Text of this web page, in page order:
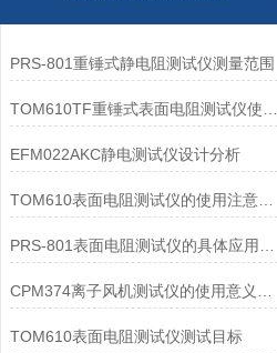
PRS-801重锤式静电阻测试仪测量范围
EFM022AKC静电测试仪设计分析
TOM610表面电阻测试仪的使用注意事项解读
TOM610表面电阻测试仪测试目标